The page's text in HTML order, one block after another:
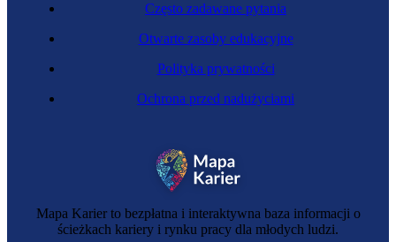
Mapa Karier to bezpłatna i interaktywna baza informacji o
ścieżkach kariery i rynku pracy dla młodych ludzi.
Często zadawane pytania
Otwarte zasoby edukacyjne
Polityka prywatności
Ochrona przed nadużyciami